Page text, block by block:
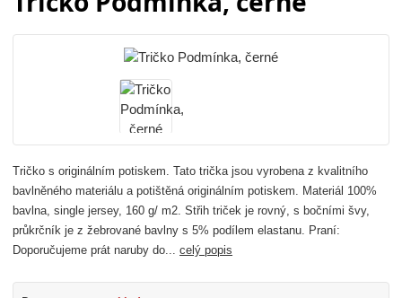
Tričko s originálním potiskem. Tato trička jsou vyrobena z kvalitního
bavlněného materiálu a potištěná originálním potiskem. Materiál 100%
bavlna, single jersey, 160 g/ m2. Střih triček je rovný, s bočními švy,
průkrčník je z žebrované bavlny s 5% podílem elastanu. Praní:
Doporučujeme prát naruby do...celý popis